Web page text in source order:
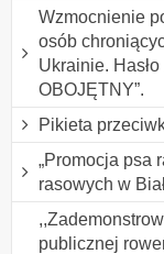
Wzmocnienie
osób
Ukrainie.
OBOJĘTNY”.
Pikieta
„Promocja psa
rasowych w
publicznej